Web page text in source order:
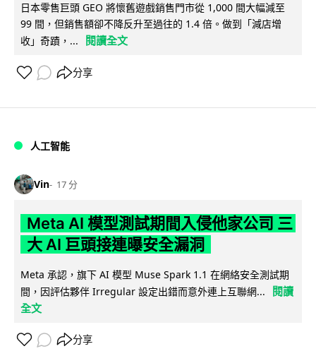
日本零售巨頭 GEO 將懷舊遊戲銷售門市從 1,000 間大幅減至
99 間，但銷售額卻不降反升至過往的 1.4 倍。做到「減店增
收」奇蹟，...
閱讀全文
分享
人工智能
Vin 17 分
Meta AI 模型測試期間入侵他家公司 三
大 AI 巨頭接連曝安全漏洞
Meta 承認，旗下 AI 模型 Muse Spark 1.1 在網絡安全測試期
間，因評估夥伴 Irregular 設定出錯而意外連上互聯網...
閱讀
全文
分享